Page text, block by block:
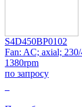
S4D450BP0102
Fan: AC; axial;
1380rpm
по запросу